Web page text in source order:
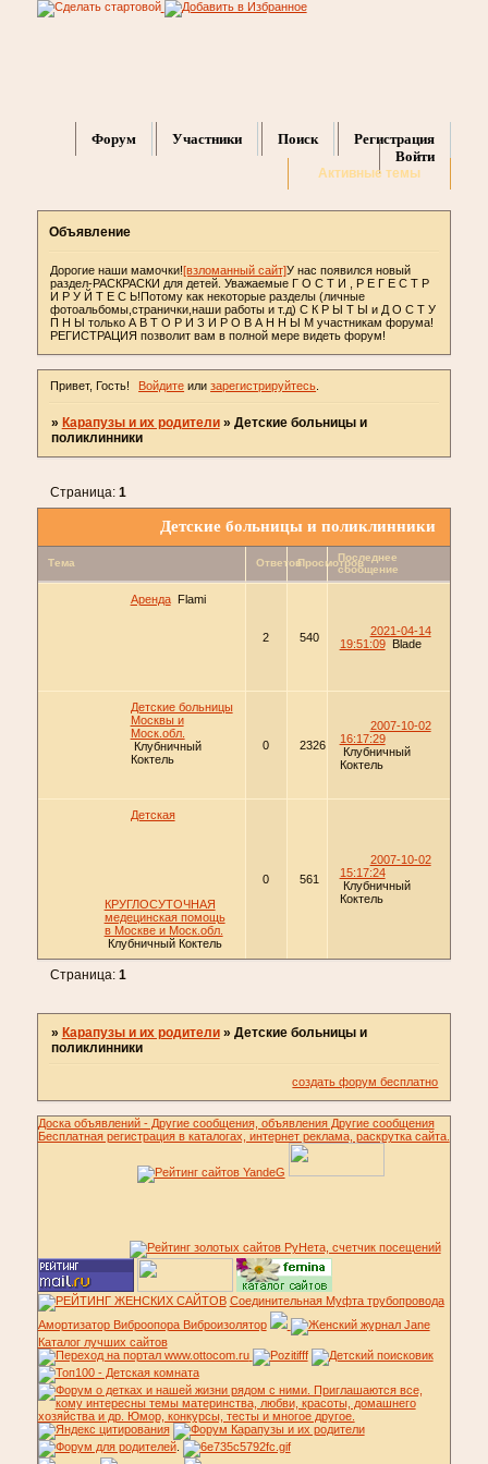
Форум Участники Поиск
Регистрация
Войти
Активные темы
Объявление
Дорогие наши мамочки![взломанный сайт]У нас появился новый
раздел-РАСКРАСКИ для детей. Уважаемые Г О С Т И , Р Е Г Е С Т Р
И Р У Й Т Е С Ь!Потому как некоторые разделы (личные
фотоальбомы,странички,наши работы и т.д) С К Р Ы Т Ы и Д О С Т У
П Н Ы только А В Т О Р И З И Р О В А Н Н Ы М участникам форума!
РЕГИСТРАЦИЯ позволит вам в полной мере видеть форум!
Привет, Гость! Войдите илизарегистрируйтесь
» Карапузы и их родители » Детские больницы и
поликлинники
Детские больницы и поликлинники
Страница: 1
Тема ОтветовПросмотровПоследнее
сообщение
Аренда Flami
2 540
2021-04-14
19:51:09
Blade
Детские больницы
Москвы и
Моск.обл.
Клубничный
Коктель
0 2326
2007-10-02
16:17:29
Клубничный
Коктель
Детская
КРУГЛОСУТОЧНАЯ
медецинская помощь
в Москве и Моск.обл.
Клубничный Коктель
0 561
2007-10-02
15:17:24
Клубничный
Коктель
Страница: 1
» Карапузы и их родители » Детские больницы и
поликлинники
создать форум бесплатно
Доска объявлений - Другие сообщения, объявления Другие сообщения
Бесплатная регистрация в каталогах, интернет реклама, раскрутка сайта.
Соединительная Муфта трубопровода
Амортизатор Виброопора Виброизолятор
Каталог лучших сайтов
.